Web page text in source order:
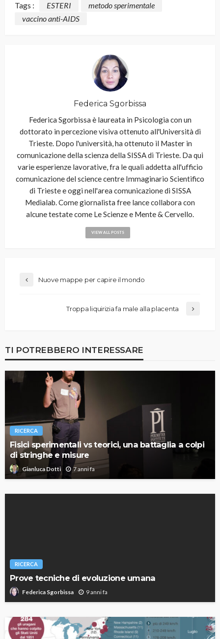
Tags : ESTERI
metodo sperimentale
vaccino anti-AIDS
Federica Sgorbissa
Federica Sgorbissa è laureata in Psicologia con un
dottorato in percezione visiva ottenuto all'Università di
Trieste. Dopo l'università, ha ottenuto il Master in
comunicazione della scienza della SISSA di Trieste. Da qui
varie esperienze lavorative, fra le quali addetta all'ufficio
comunicazione del science centre Immaginario Scientifico
di Trieste e oggi nell'area comunicazione di SISSA
Medialab. Come giornalista free lance collabora con
alcune testate come Le Scienze e Mente & Cervello.
VIEW ALL POSTS
Nuove mappe per capire il mondo
Troppa liquirizia fa male alla placenta
TI POTREBBERO INTERESSARE
RICERCA
Fisici sperimentali vs teorici, una battaglia a colpi
di stringhe e misure
Gianluca Dotti 7 anni fa
RICERCA
Prove tecniche di evoluzione umana
Federica Sgorbissa 9 anni fa